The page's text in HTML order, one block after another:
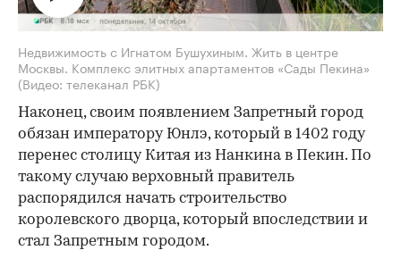
Недвижимость с Игнатом Бушухиным. Жить в центре
Москвы. Комплекс элитных апартаментов «Сады Пекина»
(Видео: телеканал РБК)
Наконец, своим появлением Запретный город
обязан императору Юнлэ, который в 1402 году
перенес столицу Китая из Нанкина в Пекин. По
такому случаю верховный правитель
распорядился начать строительство
королевского дворца, который впоследствии и
стал Запретным городом.